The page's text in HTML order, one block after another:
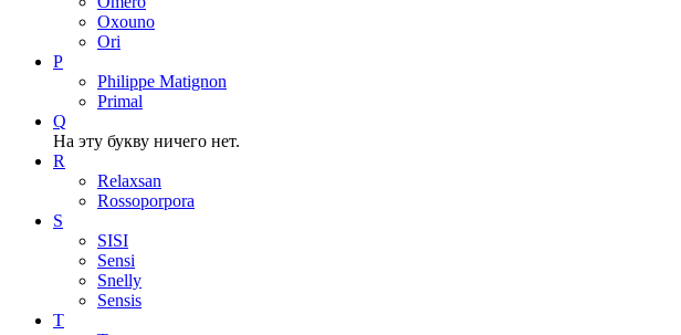
Oxouno
Ori
P
Philippe Matignon
Primal
Q
На эту букву ничего нет.
R
Relaxsan
Rossoporpora
S
SISI
Sensi
Snelly
Sensis
T